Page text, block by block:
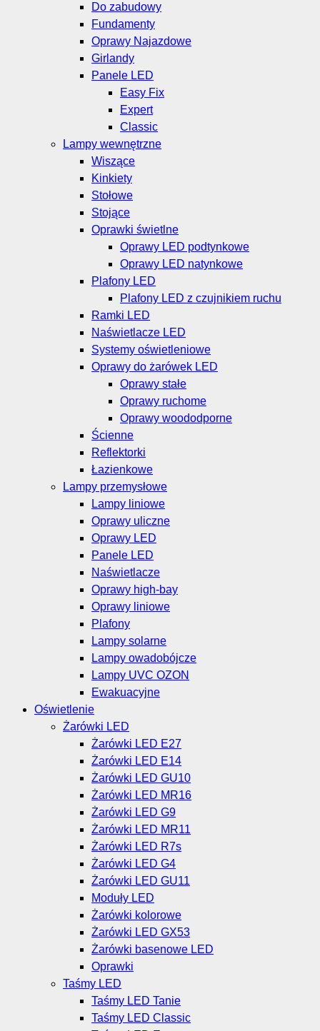
Do zabudowy
Fundamenty
Oprawy Najazdowe
Girlandy
Panele LED
Easy Fix
Expert
Classic
Lampy wewnętrzne
Wiszące
Kinkiety
Stołowe
Stojące
Oprawki świetlne
Oprawy LED podtynkowe
Oprawy LED natynkowe
Plafony LED
Plafony LED z czujnikiem ruchu
Ramki LED
Naświetlacze LED
Systemy oświetleniowe
Oprawy do żarówek LED
Oprawy stałe
Oprawy ruchome
Oprawy woododporne
Ścienne
Reflektorki
Łazienkowe
Lampy przemysłowe
Lampy liniowe
Oprawy uliczne
Oprawy LED
Panele LED
Naświetlacze
Oprawy high-bay
Oprawy liniowe
Plafony
Lampy solarne
Lampy owadobójcze
Lampy UVC OZON
Ewakuacyjne
Oświetlenie
Żarówki LED
Żarówki LED E27
Żarówki LED E14
Żarówki LED GU10
Żarówki LED MR16
Żarówki LED G9
Żarówki LED MR11
Żarówki LED R7s
Żarówki LED G4
Żarówki LED GU11
Moduły LED
Żarówki kolorowe
Żarówki LED GX53
Żarówki basenowe LED
Oprawki
Taśmy LED
Taśmy LED Tanie
Taśmy LED Classic